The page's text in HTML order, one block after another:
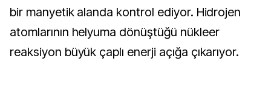
bir manyetik alanda kontrol ediyor. Hidrojen
atomlarının helyuma dönüştüğü nükleer
reaksiyon büyük çaplı enerji açığa çıkarıyor.